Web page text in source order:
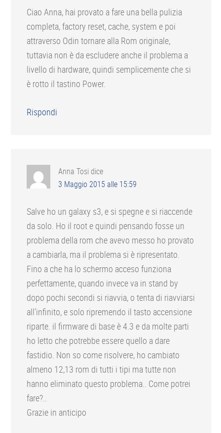
Ciao Anna, hai provato a fare una bella pulizia
completa, factory reset, cache, system e poi
attraverso Odin tornare alla Rom originale,
tuttavia non è da escludere anche il problema a
livello di hardware, quindi semplicemente che si
è rotto il tastino Power.
Rispondi
Anna Tosi dice
3 Maggio 2015 alle 15:59
Salve ho un galaxy s3, e si spegne e si riaccende
da solo. Ho il root e quindi pensando fosse un
problema della rom che avevo messo ho provato
a cambiarla, ma il problema si è ripresentato.
Fino a che ha lo schermo acceso funziona
perfettamente, quando invece va in stand by
dopo pochi secondi si riavvia, o tenta di riavviarsi
all’infinito, e solo ripremendo il tasto accensione
riparte. il firmware di base è 4.3 e da molte parti
ho letto che potrebbe essere quello a dare
fastidio. Non so come risolvere, ho cambiato
almeno 12,13 rom di tutti i tipi ma tutte non
hanno eliminato questo problema.. Come potrei
fare?..
Grazie in anticipo